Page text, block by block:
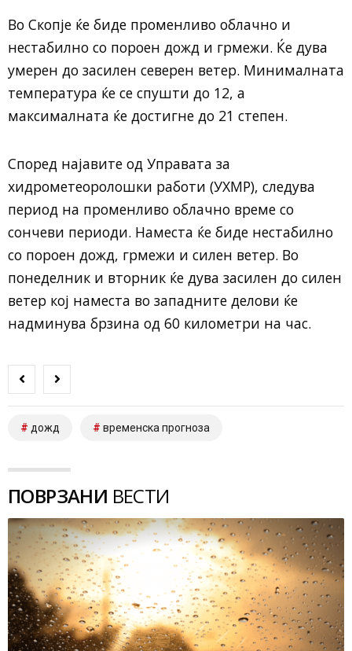
Во Скопје ќе биде променливо облачно и
нестабилно со пороен дожд и грмежи. Ќе дува
умерен до засилен северен ветер. Минималната
температура ќе се спушти до 12, а
максималната ќе достигне до 21 степен.
Според најавите од Управата за
хидрометеоролошки работи (УХМР), следува
период на променливо облачно време со
сончеви периоди. Наместа ќе биде нестабилно
со пороен дожд, грмежи и силен ветер. Во
понеделник и вторник ќе дува засилен до силен
ветер кој наместа во западните делови ќе
надминува брзина од 60 километри на час.
дожд временска прогноза
ПОВРЗАНИ ВЕСТИ